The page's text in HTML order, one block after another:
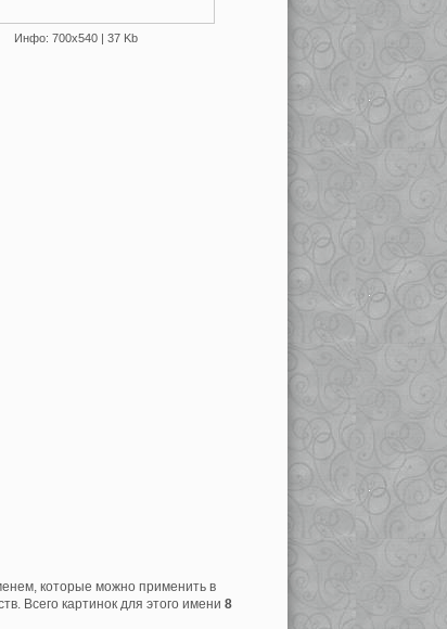
Инфо: 700х540 | 37 Kb
которые можно применить в
Всего картинок для этого имени 8